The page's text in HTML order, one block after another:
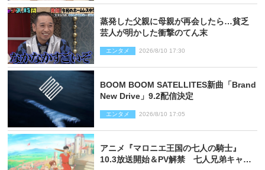
蒸発した父親に母親が再会したら…貧乏
芸人が明かした衝撃のてん末
エンタメ 2026/8/10 17:30
BOOM BOOM SATELLITES新曲「Brand
New Drive」9.2配信決定
エンタメ 2026/8/10 17:05
アニメ『マロニエ王国の七人の騎士』
10.3放送開始＆PV解禁 七人兄弟キャス